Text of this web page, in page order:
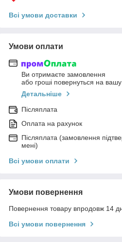
Всі умови доставки
Умови оплати
Ви отримаєте замовлення
або гроші повернуться на вашу
Детальніше
Післяплата
Оплата на рахунок
Післяплата (замовлення
мені)
Всі умови оплати
Умови повернення
Повернення товару впродовж 14
Всі умови повернення